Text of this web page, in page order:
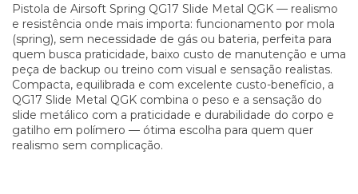
Pistola de Airsoft Spring QG17 Slide Metal QGK — realismo
e resistência onde mais importa: funcionamento por mola
(spring), sem necessidade de gás ou bateria, perfeita para
quem busca praticidade, baixo custo de manutenção e uma
peça de backup ou treino com visual e sensação realistas.
Compacta, equilibrada e com excelente custo-benefício, a
QG17 Slide Metal QGK combina o peso e a sensação do
slide metálico com a praticidade e durabilidade do corpo e
gatilho em polímero — ótima escolha para quem quer
realismo sem complicação.